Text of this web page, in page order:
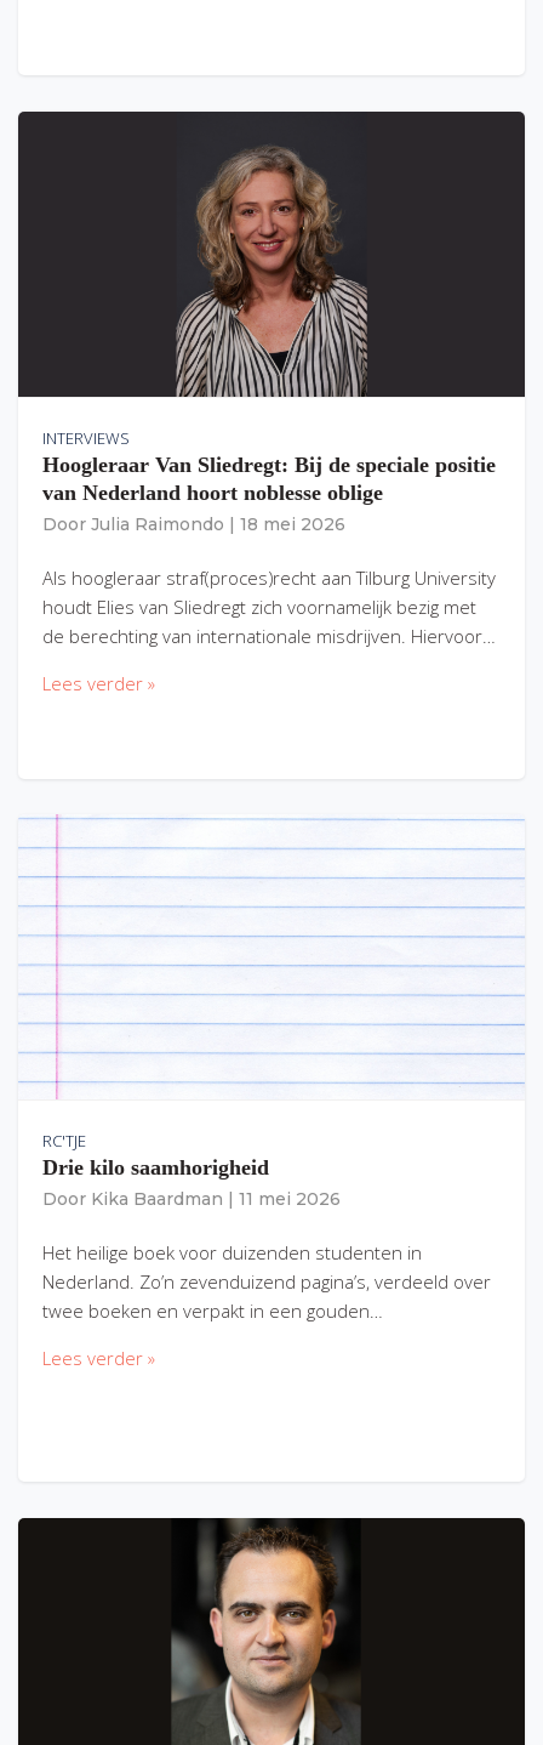
INTERVIEWS
Hoogleraar Van Sliedregt: Bij de speciale positie
van Nederland hoort noblesse oblige
Door Julia Raimondo 18 mei 2026
Als hoogleraar straf(proces)recht aan Tilburg University
houdt Elies van Sliedregt zich voornamelijk bezig met
de berechting van internationale misdrijven. Hiervoor…
Lees verder »
RC'TJE
Drie kilo saamhorigheid
Door Kika Baardman 11 mei 2026
Het heilige boek voor duizenden studenten in
Nederland. Zo’n zevenduizend pagina’s, verdeeld over
twee boeken en verpakt in een gouden…
Lees verder »